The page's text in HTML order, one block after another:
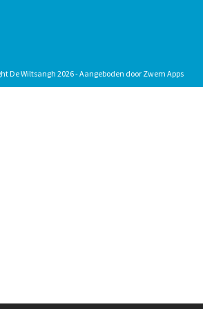
De Wiltsangh 2026 - Aangeboden door Zwem Apps